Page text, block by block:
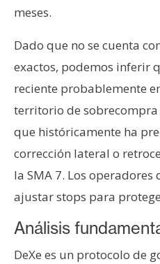
meses.
Dado que no se cuenta
exactos, podemos inferir
reciente probablemente
territorio de
que históricamente ha
corrección lateral o
la SMA 7. Los
ajustar stops para
Análisis
DeXe es un protocolo de